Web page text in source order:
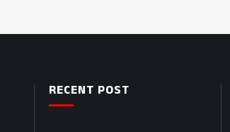
RECENT POST